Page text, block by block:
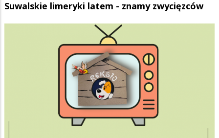
Suwalskie limeryki latem - znamy zwycięzców